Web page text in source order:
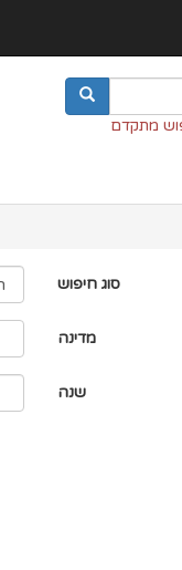
מתקדם
סוג חיפוש
מדינה
שנה